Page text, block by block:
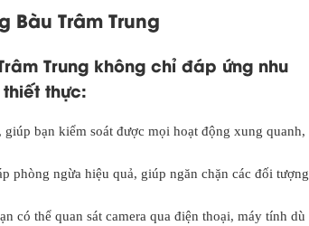
Bàu Trâm Trung
Trung không chỉ đáp ứng nhu
thực:
bạn kiểm soát được mọi hoạt động xung quanh,
phòng ngừa hiệu quả, giúp ngăn chặn các đối tượng
có thể quan sát camera qua điện thoại, máy tính dù